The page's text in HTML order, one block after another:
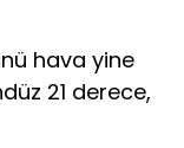
hava yine
21 derece,